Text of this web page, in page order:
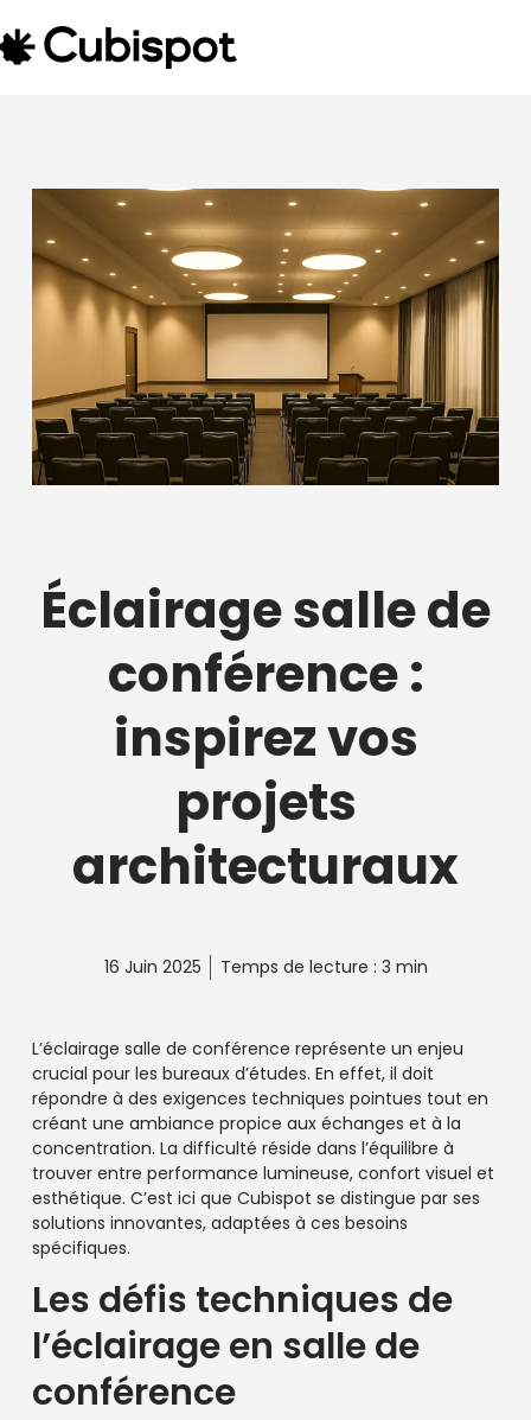
Éclairage salle de
conférence :
inspirez vos
projets
architecturaux
16 Juin 2025 Temps de lecture : 3 min
L’éclairage salle de conférence représente un enjeu
crucial pour les bureaux d’études. En effet, il doit
répondre à des exigences techniques pointues tout en
créant une ambiance propice aux échanges et à la
concentration. La difficulté réside dans l’équilibre à
trouver entre performance lumineuse, confort visuel et
esthétique. C’est ici que Cubispot se distingue par ses
solutions innovantes, adaptées à ces besoins
spécifiques.
Les défis techniques de
l’éclairage en salle de
conférence